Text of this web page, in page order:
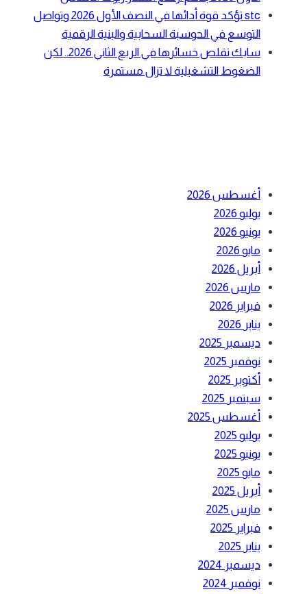
stc تؤكد قوة أدائها في النصف الأول 2026 وتواصل
التوسع في الحوسبة السحابية والبنية الرقمية
سابك تقلص خسائرها في الربع الثاني 2026.. لكن
الضغوط التشغيلية لا تزال مستمرة
أغسطس 2026
يوليو 2026
يونيو 2026
مايو 2026
أبريل 2026
مارس 2026
فبراير 2026
يناير 2026
ديسمبر 2025
نوفمبر 2025
أكتوبر 2025
سبتمبر 2025
أغسطس 2025
يوليو 2025
يونيو 2025
مايو 2025
أبريل 2025
مارس 2025
فبراير 2025
يناير 2025
ديسمبر 2024
نوفمبر 2024